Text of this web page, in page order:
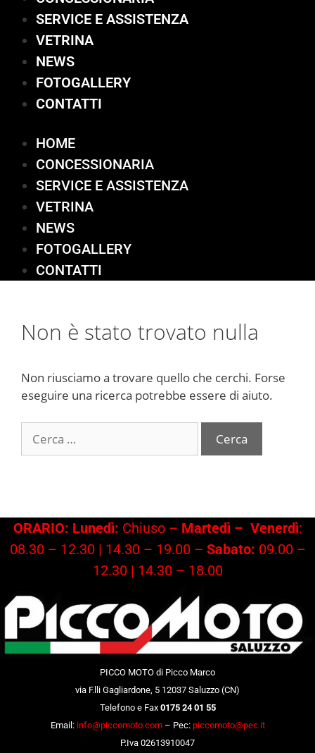
SERVICE E ASSISTENZA
VETRINA
NEWS
FOTOGALLERY
CONTATTI
HOME
CONCESSIONARIA
SERVICE E ASSISTENZA
VETRINA
NEWS
FOTOGALLERY
CONTATTI
Non è stato trovato nulla
Non riusciamo a trovare quello che cerchi. Forse
eseguire una ricerca potrebbe essere di aiuto.
per:
ORARIO: Lunedì: Chiuso – Martedì – Venerdì:
08.30 – 12.30 | 14.30 – 19.00 – Sabato: 09.00 –
12.30 | 14.30 – 18.00
PICCO MOTO di Picco Marco
via F.lli Gagliardone, 5 12037 Saluzzo (CN)
Telefono e Fax 0175 24 01 55
Email: info@piccomoto.com– Pec: piccomoto@pec.it
P.Iva 02613910047